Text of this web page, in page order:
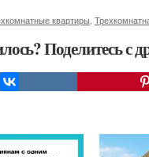
квартиры
Поделитесь с